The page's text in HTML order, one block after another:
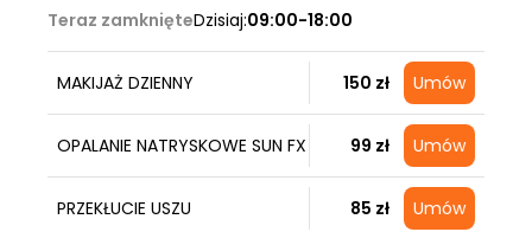
Teraz zamknięteDzisiaj:09:00-18:00
MAKIJAŻ DZIENNY 150 zł Umów
OPALANIE NATRYSKOWE SUN FX 99 zł Umów
PRZEKŁUCIE USZU 85 zł Umów